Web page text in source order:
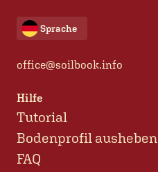
Sprache
office@soilbook.info
Hilfe
Tutorial
Bodenprofil ausheben
FAQ